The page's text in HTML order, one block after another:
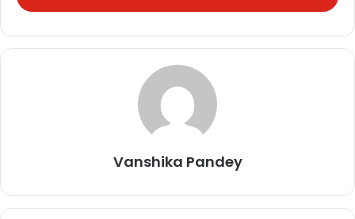
Vanshika Pandey